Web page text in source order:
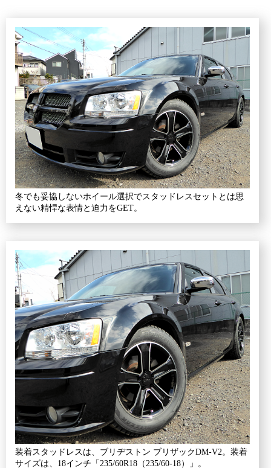
冬でも妥協しないホイール選択でスタッドレスセットとは思
えない精悍な表情と迫力をGET。
装着スタッドレスは、ブリヂストン ブリザックDM-V2。装着
サイズは、18インチ「235/60R18（235/60-18）」。